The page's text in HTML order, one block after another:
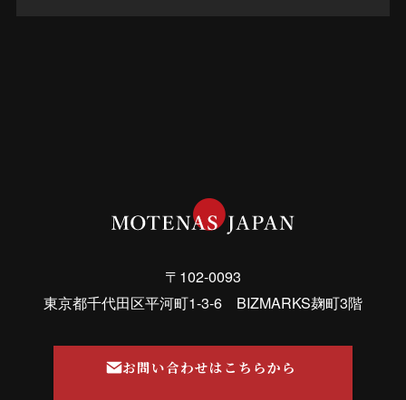
〒102-0093
東京都千代田区平河町1-3-6 BIZMARKS麹町3階
お問い合わせはこちらから